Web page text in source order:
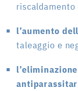
l’aumento
taleaggio e